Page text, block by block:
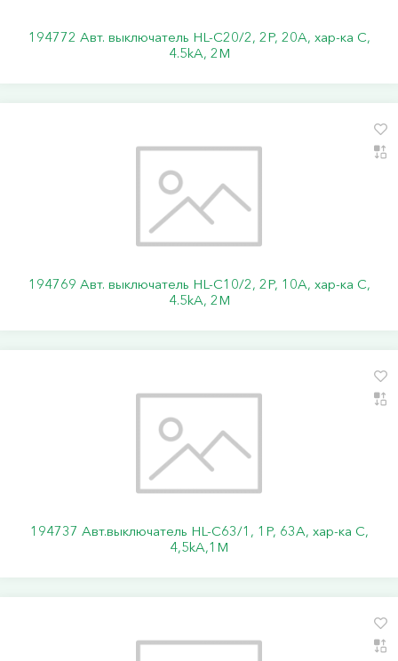
194772 Авт. выключатель HL-C20/2, 2P, 20A, хар-ка C,
4.5kA, 2M
194769 Авт. выключатель HL-C10/2, 2P, 10A, хар-ка C,
4.5kA, 2M
194737 Авт.выключатель HL-C63/1, 1Р, 63А, хар-ка С,
4,5kA,1M